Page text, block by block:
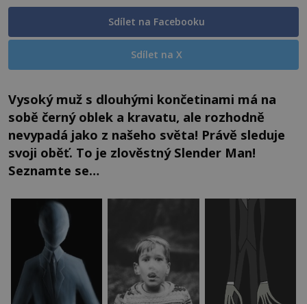
Sdílet na Facebooku
Sdílet na X
Vysoký muž s dlouhými končetinami má na
sobě černý oblek a kravatu, ale rozhodně
nevypadá jako z našeho světa! Právě sleduje
svoji oběť. To je zlověstný Slender Man!
Seznamte se…